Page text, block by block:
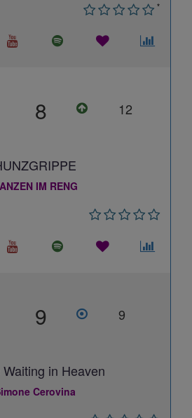
*
8 12
IM RENG
9 9
Waiting in Heaven
Cerovina